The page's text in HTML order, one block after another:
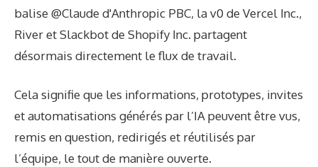
balise @Claude d'Anthropic PBC, la v0 de Vercel Inc.,
River et Slackbot de Shopify Inc. partagent
désormais directement le flux de travail.
Cela signifie que les informations, prototypes, invites
et automatisations générés par l’IA peuvent être vus,
remis en question, redirigés et réutilisés par
l’équipe, le tout de manière ouverte.